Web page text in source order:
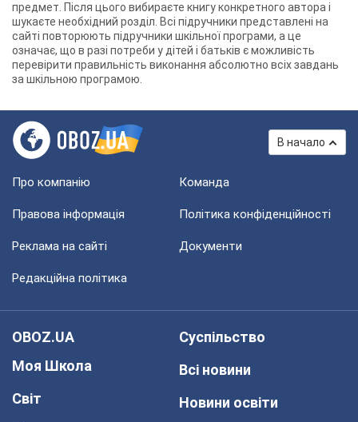
предмет. Після цього вибираєте книгу конкретного автора і
шукаєте необхідний розділ. Всі підручники представлені на
сайті повторюють підручники шкільної програми, а це
означає, що в разі потреби у дітей і батьків є можливість
перевірити правильність виконання абсолютно всіх завдань
за шкільною програмою.
В начало
Про компанію Команда
Правова інформація Політика конфіденційності
Реклама на сайті Документи
Редакційна політика
OBOZ.UA
Моя Школа
Світ
Суспільство
Всі новини
Новини освіти